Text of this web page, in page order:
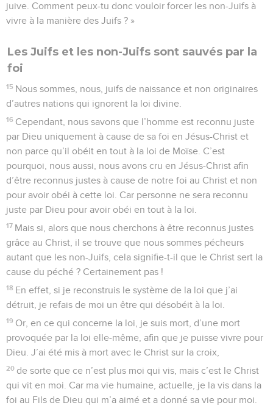
juive. Comment peux-tu donc vouloir forcer les non-Juifs à
vivre à la manière des Juifs ? »
Les Juifs et les non-Juifs sont sauvés par la
foi
15 Nous sommes, nous, juifs de naissance et non originaires
d’autres nations qui ignorent la loi divine.
16 Cependant, nous savons que l’homme est reconnu juste
par Dieu uniquement à cause de sa foi en Jésus-Christ et
non parce qu’il obéit en tout à la loi de Moïse. C’est
pourquoi, nous aussi, nous avons cru en Jésus-Christ afin
d’être reconnus justes à cause de notre foi au Christ et non
pour avoir obéi à cette loi. Car personne ne sera reconnu
juste par Dieu pour avoir obéi en tout à la loi.
17 Mais si, alors que nous cherchons à être reconnus justes
grâce au Christ, il se trouve que nous sommes pécheurs
autant que les non-Juifs, cela signifie-t-il que le Christ sert la
cause du péché ? Certainement pas !
18 En effet, si je reconstruis le système de la loi que j’ai
détruit, je refais de moi un être qui désobéit à la loi.
19 Or, en ce qui concerne la loi, je suis mort, d’une mort
provoquée par la loi elle-même, afin que je puisse vivre pour
Dieu. J’ai été mis à mort avec le Christ sur la croix,
20 de sorte que ce n’est plus moi qui vis, mais c’est le Christ
qui vit en moi. Car ma vie humaine, actuelle, je la vis dans la
foi au Fils de Dieu qui m’a aimé et a donné sa vie pour moi.